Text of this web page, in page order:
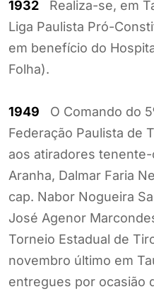
1932 Realiza-se, em
Liga Paulista Pró-
em benefício do
Folha).
1949 O Comando do
Federação Paulista de
aos atiradores
Aranha, Dalmar Faria
cap. Nabor Nogueira
José Agenor
Torneio Estadual de
novembro último em
entregues por ocasião